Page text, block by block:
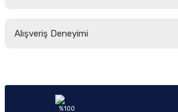
yetersiz gördüğünüz noktaları öneri formunu
Ürün açıklamasında eksik bilgiler bulunuyor.
Alışveriş Deneyimi
Sitemize ilk yorumu siz